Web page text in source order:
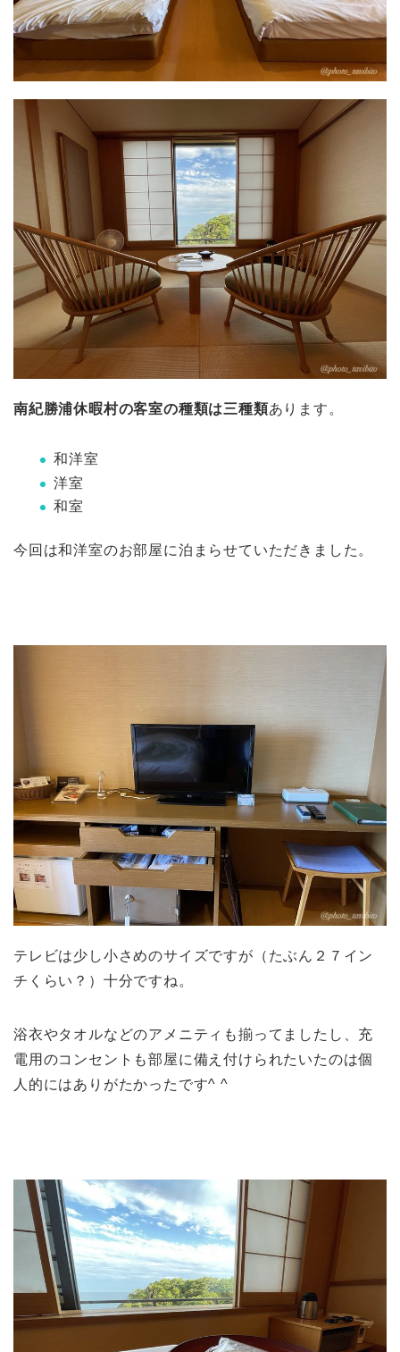
南紀勝浦休暇村の客室の種類は三種類あります。
和洋室
洋室
和室
今回は和洋室のお部屋に泊まらせていただきました。
テレビは少し小さめのサイズですが（たぶん２７イン
チくらい？）十分ですね。
浴衣やタオルなどのアメニティも揃ってましたし、充
電用のコンセントも部屋に備え付けられたいたのは個
人的にはありがたかったです^ ^